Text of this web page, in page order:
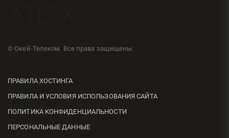
© Окей-Телеком. Все права защищены.
ПРАВИЛА ХОСТИНГА
ПРАВИЛА И УСЛОВИЯ ИСПОЛЬЗОВАНИЯ САЙТА
ПОЛИТИКА КОНФИДЕНЦИАЛЬНОСТИ
ПЕРСОНАЛЬНЫЕ ДАННЫЕ